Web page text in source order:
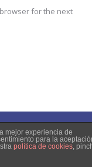
for the next
mejor experiencia de
para la
política de cookies,